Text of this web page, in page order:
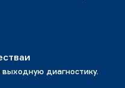
диагностику.